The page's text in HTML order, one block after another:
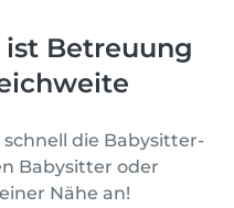
Betreuung
die Babysitter-
Babysitter oder
Nähe an!